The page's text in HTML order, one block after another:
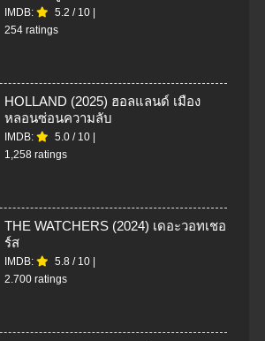
IMDB: 5.2 / 10 |
254 ratings
HOLLAND (2025) ฮอลแลนด์ เมือง
หลอนซ่อนความลับ
IMDB: 5.0 / 10 |
1,258 ratings
THE WATCHERS (2024) เดอะวอทเชอ
ร์ส
IMDB: 5.8 / 10 |
2.700 ratings